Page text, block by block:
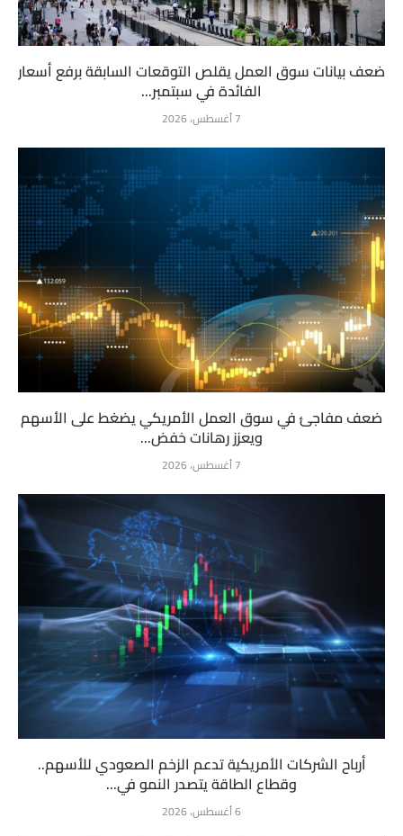
ضعف بيانات سوق العمل يقلص التوقعات السابقة برفع أسعار
الفائدة في سبتمبر...
7 أغسطس، 2026
ضعف مفاجئ في سوق العمل الأمريكي يضغط على الأسهم
ويعزز رهانات خفض...
7 أغسطس، 2026
أرباح الشركات الأمريكية تدعم الزخم الصعودي للأسهم..
وقطاع الطاقة يتصدر النمو في...
6 أغسطس، 2026